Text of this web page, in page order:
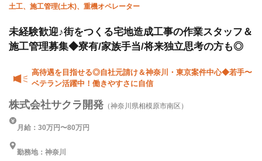
土工、施工管理(土木)、重機オペレーター
未経験歓迎♪街をつくる宅地造成工事の作業スタッフ＆
施工管理募集◆寮有/家族手当/将来独立思考の方も◎
高待遇を目指せる◎自社元請け＆神奈川・東京案件中心◆若手〜
ベテラン活躍中！働きやすさに自信
株式会社サクラ開発 （神奈川県相模原市南区）
月給：30万円〜80万円
勤務地：神奈川